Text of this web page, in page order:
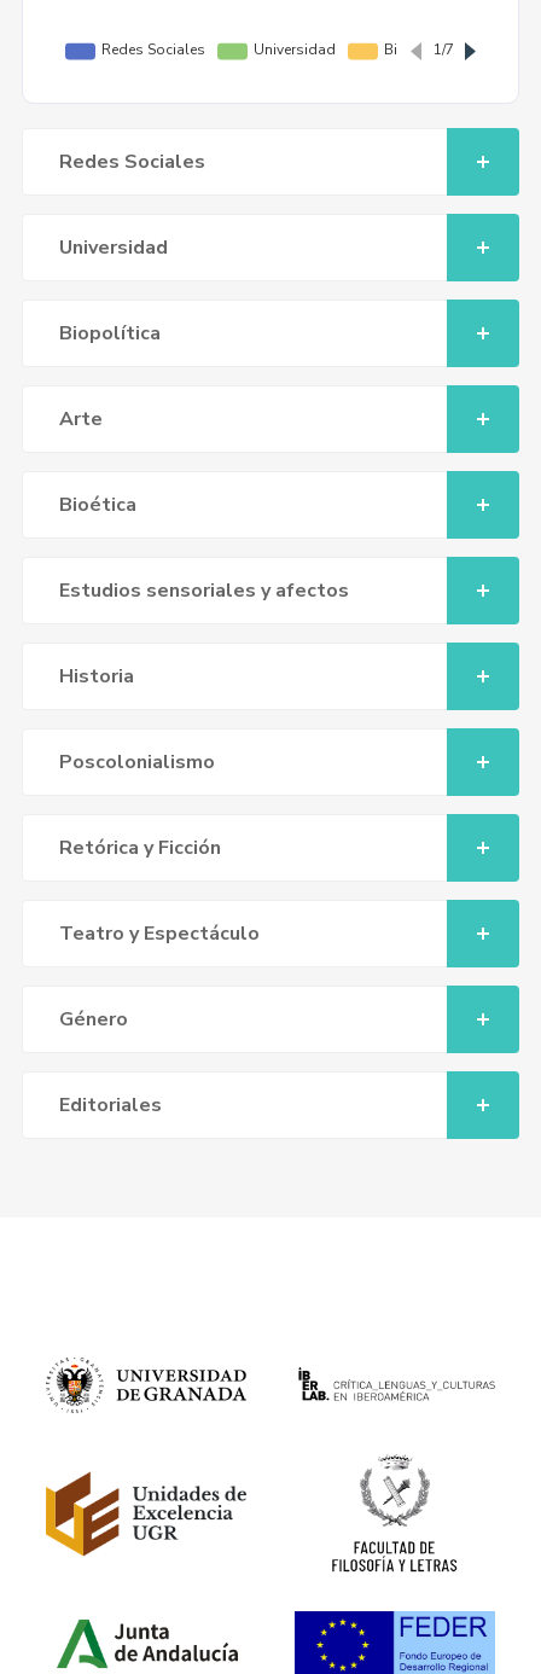
Redes Sociales
Universidad
Biopolítica
Arte
Bioética
Estudios sensoriales y afectos
Historia
Poscolonialismo
Retórica y Ficción
Teatro y Espectáculo
Género
Editoriales